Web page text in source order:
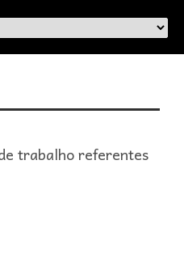
trabalho referentes